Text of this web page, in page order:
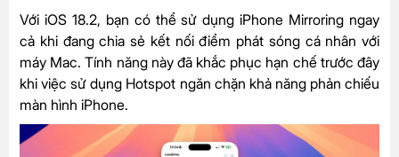
Với iOS 18.2, bạn có thể sử dụng iPhone Mirroring ngay
cả khi đang chia sẻ kết nối điểm phát sóng cá nhân với
máy Mac. Tính năng này đã khắc phục hạn chế trước đây
khi việc sử dụng Hotspot ngăn chặn khả năng phản chiếu
màn hình iPhone.